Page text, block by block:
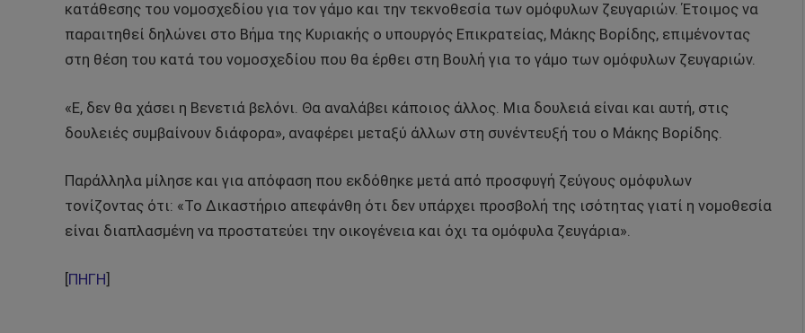
κατάθεσης του νομοσχεδίου για τον γάμο και την τεκνοθεσία των ομόφυλων ζευγαριών. Έτοιμος να
παραιτηθεί δηλώνει στο Βήμα της Κυριακής ο υπουργός Επικρατείας, Μάκης Βορίδης, επιμένοντας
στη θέση του κατά του νομοσχεδίου που θα έρθει στη Βουλή για το γάμο των ομόφυλων ζευγαριών.
«Ε, δεν θα χάσει η Βενετιά βελόνι. Θα αναλάβει κάποιος άλλος. Μια δουλειά είναι και αυτή, στις
δουλειές συμβαίνουν διάφορα», αναφέρει μεταξύ άλλων στη συνέντευξή του ο Μάκης Βορίδης.
Παράλληλα μίλησε και για απόφαση που εκδόθηκε μετά από προσφυγή ζεύγους ομόφυλων
τονίζοντας ότι: «Το Δικαστήριο απεφάνθη ότι δεν υπάρχει προσβολή της ισότητας γιατί η νομοθεσία
είναι διαπλασμένη να προστατεύει την οικογένεια και όχι τα ομόφυλα ζευγάρια».
ΠΗΓΗ